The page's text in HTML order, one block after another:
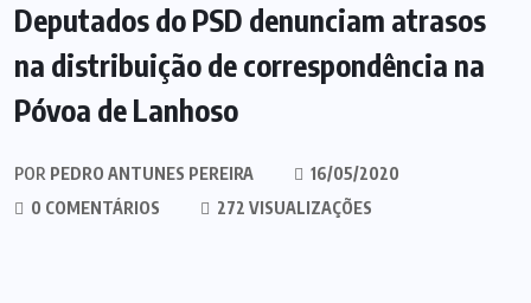
Deputados do PSD denunciam atrasos
na distribuição de correspondência na
Póvoa de Lanhoso
POR PEDRO ANTUNES PEREIRA
16/05/2020
0 COMENTÁRIOS
272 VISUALIZAÇÕES